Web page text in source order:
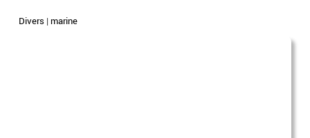
Divers |marine